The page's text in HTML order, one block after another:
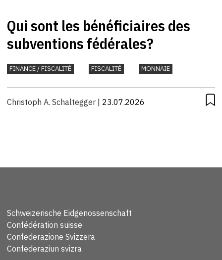
Qui sont les bénéficiaires des
subventions fédérales?
FINANCE / FISCALITÉ FISCALITÉ MONNAIE
Christoph A. Schaltegger | 23.07.2026
Schweizerische Eidgenossenschaft
Confédération suisse
Confederazione Svizzera
Confederaziun svizra